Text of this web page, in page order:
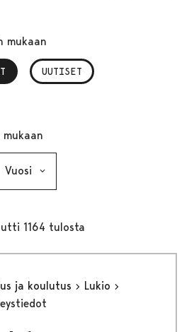
mukaan
UUTISET
1164 tulosta
ja koulutus
Lukio